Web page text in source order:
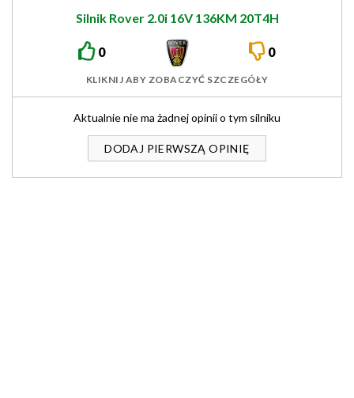
Silnik Rover 2.0i 16V 136KM 20T4H
0 0
KLIKNIJ ABY ZOBACZYĆ SZCZEGÓŁY
Aktualnie nie ma żadnej opinii o tym silniku
DODAJ PIERWSZĄ OPINIĘ